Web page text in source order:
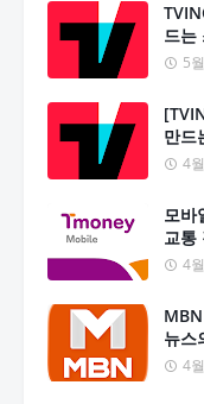
드는
5
만드
4
모바
교통
4
뉴스
4